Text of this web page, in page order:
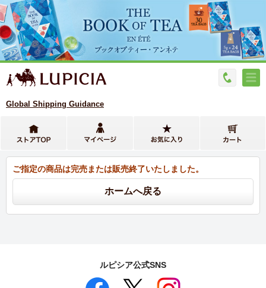
Global Shipping Guidance
ご指定の商品は完売または販売終了いたしました。
ルピシア公式SNS